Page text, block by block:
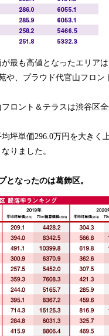
最も高値となったエリア
や、プラウド代官山フロ
ロント＆テラスは渋谷区
坪単価296.0万円を大き
りました。
となったのは葛飾区。